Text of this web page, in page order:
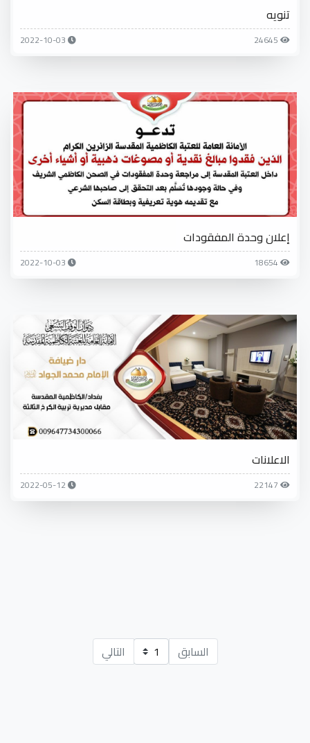
تنويه
24645
2022-10-03
إعلان وحدة المفقودات
18654
2022-10-03
الاعلانات
22147
2022-05-12
السابق التالي